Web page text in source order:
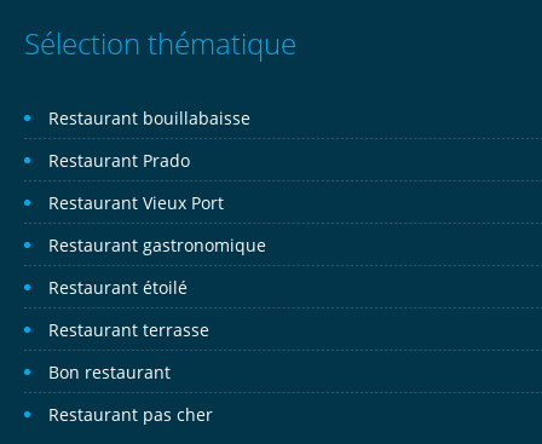
Sélection thématique
Restaurant bouillabaisse
Restaurant Prado
Restaurant Vieux Port
Restaurant gastronomique
Restaurant étoilé
Restaurant terrasse
Bon restaurant
Restaurant pas cher